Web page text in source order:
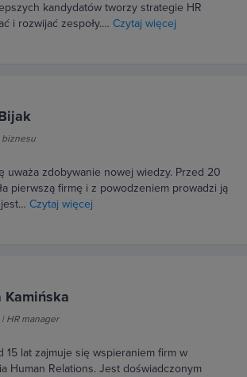
kandydatów tworzy strategie HR
i rozwijać zespoły.… Czytaj więcej
biznesu
uważa zdobywanie nowej wiedzy. Przed 20
pierwszą firmę i z powodzeniem prowadzi ją
Czytaj więcej
Kamińska
HR manager
15 lat zajmuje się wspieraniem firm w
Human Relations. Jest doświadczonym